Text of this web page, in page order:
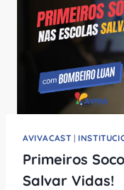
AVIVACAST |
Primeiros
Salvar Vidas!